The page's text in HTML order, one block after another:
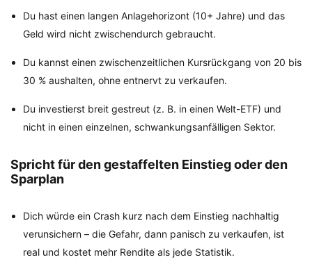
Du hast einen langen Anlagehorizont (10+ Jahre) und das
Geld wird nicht zwischendurch gebraucht.
Du kannst einen zwischenzeitlichen Kursrückgang von 20 bis
30 % aushalten, ohne entnervt zu verkaufen.
Du investierst breit gestreut (z. B. in einen Welt-ETF) und
nicht in einen einzelnen, schwankungsanfälligen Sektor.
Spricht für den gestaffelten Einstieg oder den
Sparplan
Dich würde ein Crash kurz nach dem Einstieg nachhaltig
verunsichern – die Gefahr, dann panisch zu verkaufen, ist
real und kostet mehr Rendite als jede Statistik.